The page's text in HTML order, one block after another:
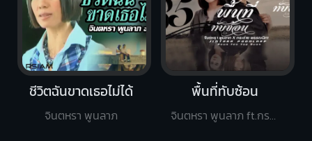
พื้นที่ทับซ้อน
จินตหรา พูนลาภ ft.กระต่าย พรรณนิภา
ชีวิตฉันขาดเธอไม่ได้
จินตหรา พูนลาภ